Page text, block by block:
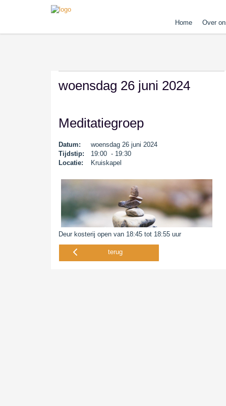
Home Over
woensdag 26 juni 2024
Meditatiegroep
Datum:
woensdag 26 juni 2024
Tijdstip:
19:00 - 19:30
Locatie:
Kruiskapel
Deur kosterij open van 18:45 tot 18:55 uur
terug